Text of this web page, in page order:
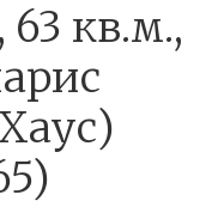
кв.м.,